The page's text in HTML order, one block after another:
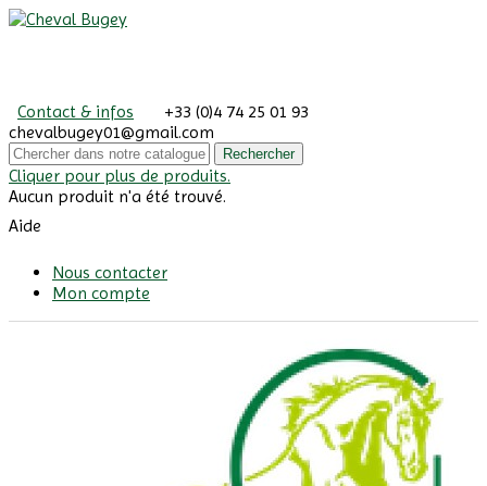
Contact & infos
+33 (0)4 74 25 01 93
chevalbugey01@gmail.com
Rechercher
Cliquer pour plus de produits.
Aucun produit n'a été trouvé.
Aide
Nous contacter
Mon compte